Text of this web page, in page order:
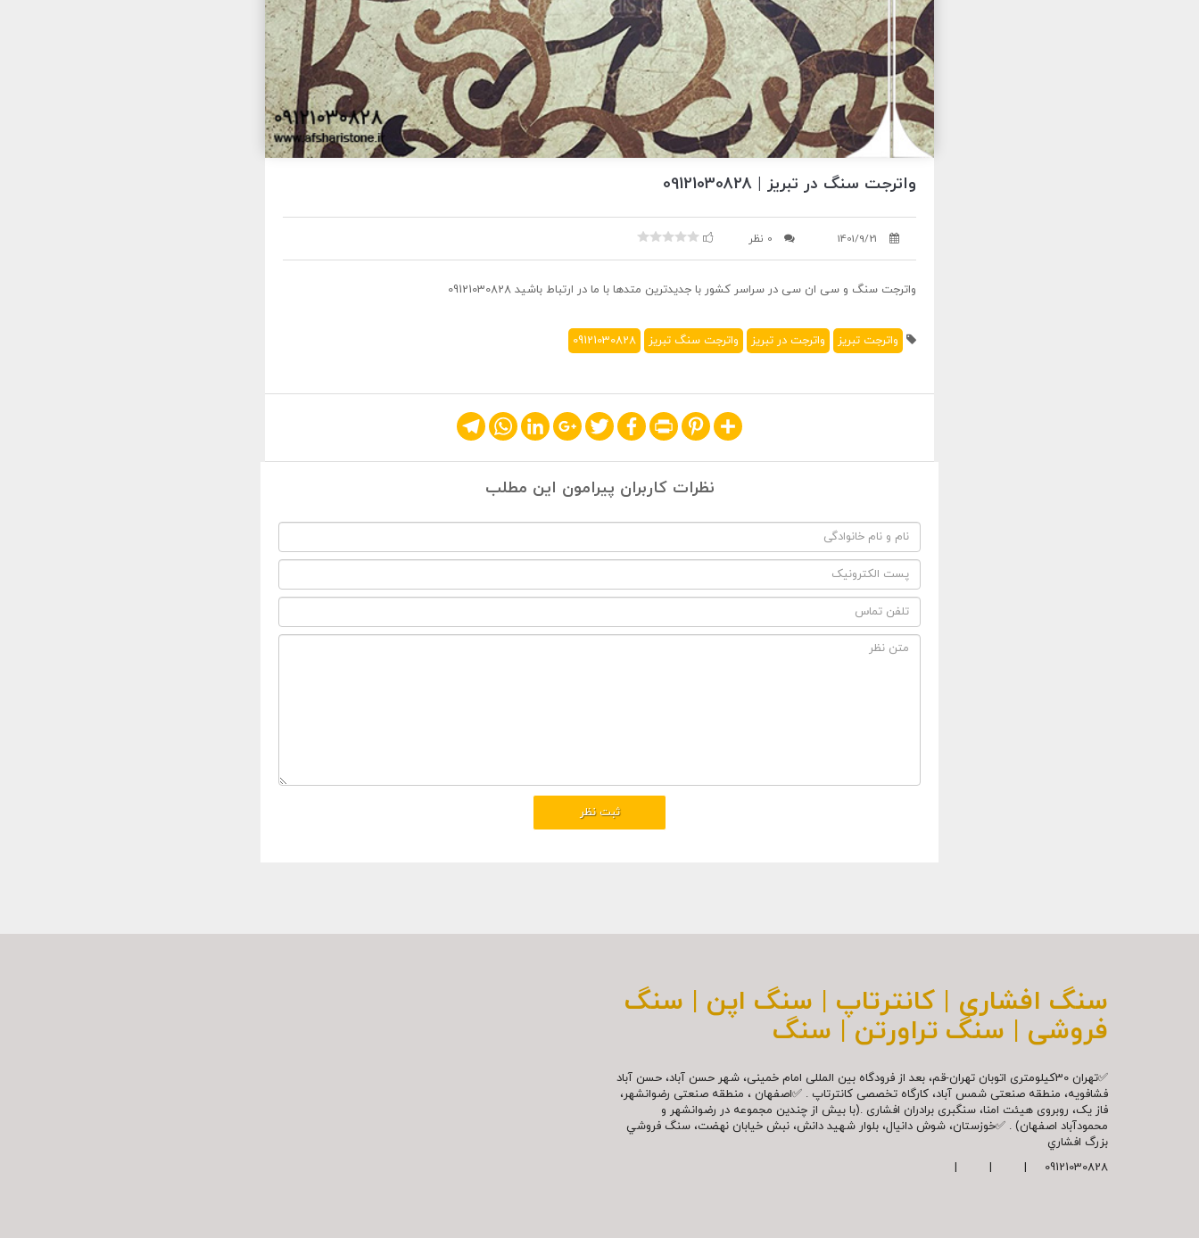
واترجت سنگ در تبریز | 09121030828
1401/9/21 0 نظر
واترجت سنگ و سی ان سی در سراسر کشور با جدیدترین متدها با ما در ارتباط باشید 09121030828
واترجت تبریز واترجت در تبریز واترجت سنگ تبریز 09121030828
Share
Pinterest
Print
Facebook
Twitter
Google+
LinkedIn
WhatsApp
Telegram
نظرات کاربران پیرامون این مطلب
سنگ افشاری | کانترتاپ | سنگ اپن | سنگ
فروشی | سنگ تراورتن | سنگ
✅تهران 30کیلومتری اتوبان تهران-قم، بعد از فرودگاه بین المللی امام خمینی، شهر حسن آباد، حسن آباد
فشافویه، منطقه صنعتی شمس آباد، کارگاه تخصصی کانترتاپ . ✅اصفهان ، منطقه صنعتی رضوانشهر،
فاز یک، روبروی هیئت امنا، سنگبری برادران افشاری .(با بیش از چندین مجموعه در رضوانشهر و
محمودآباد اصفهان) . ✅خوزستان، شوش دانیال، بلوار شهيد دانش، نبش خیابان نهضت، سنگ فروشي
بزرگ افشاري
09121030828 | | |